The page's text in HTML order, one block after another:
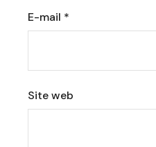
E-mail *
Site web